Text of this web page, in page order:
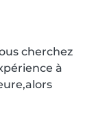
cherchez
à